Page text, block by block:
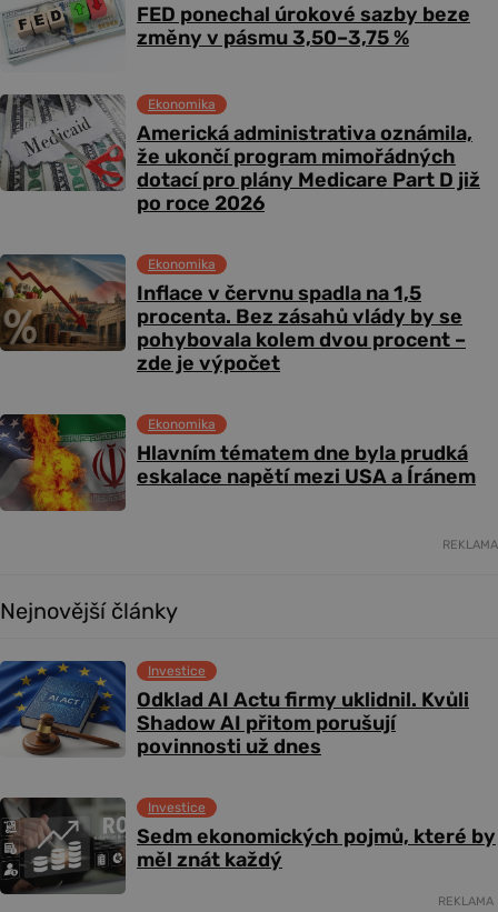
FED ponechal úrokové sazby beze
změny v pásmu 3,50–3,75 %
Americká administrativa oznámila,
že ukončí program mimořádných
dotací pro plány Medicare Part D již
po roce 2026
Ekonomika
Inflace v červnu spadla na 1,5
procenta. Bez zásahů vlády by se
pohybovala kolem dvou procent –
zde je výpočet
Ekonomika
Hlavním tématem dne byla prudká
eskalace napětí mezi USA a Íránem
Ekonomika
REKLAMA
Nejnovější články
Odklad AI Actu firmy uklidnil. Kvůli
Shadow AI přitom porušují
povinnosti už dnes
Investice
Sedm ekonomických pojmů, které by
měl znát každý
Investice
REKLAMA